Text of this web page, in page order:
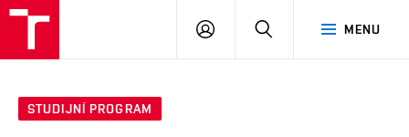
MENU
PŘIHLÁSIT
STUDIJNÍ PROGRAM